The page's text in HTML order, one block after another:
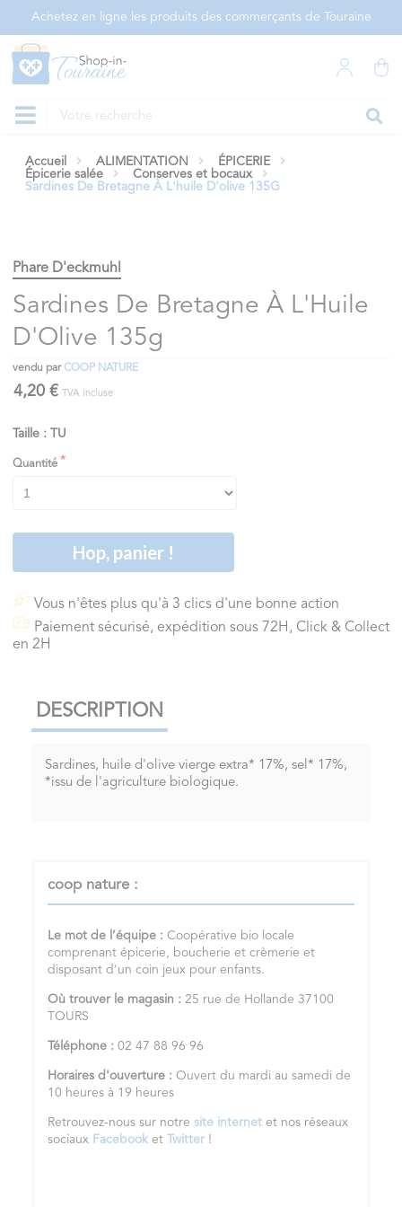
Achetez en ligne les produits des commerçants de Touraine
Accueil ALIMENTATION
ÉPICERIE
Épicerie salée
Conserves et bocaux
Sardines De Bretagne À L'huile D'olive 135G
Phare D'eckmuhl
Sardines De Bretagne À L'Huile
D'Olive 135g
vendu parCOOP NATURE
4,20 € TVA incluse
Taille : TU
Quantité
Hop, panier !
Vous n'êtes plus qu'à 3 clics d'une bonne action
Paiement sécurisé, expédition sous 72H, Click & Collect
en 2H
DESCRIPTION
Sardines, huile d'olive vierge extra* 17%, sel* 17%,
*issu de l'agriculture biologique.
coop nature :
Le mot de l’équipe : Coopérative bio locale
comprenant épicerie, boucherie et crèmerie et
disposant d'un coin jeux pour enfants.
Où trouver le magasin : 25 rue de Hollande 37100
TOURS
Téléphone : 02 47 88 96 96
Horaires d'ouverture : Ouvert du mardi au samedi de
10 heures à 19 heures
Retrouvez-nous sur notre site internet et nos réseaux
sociaux Facebook et Twitter !
Panneau de gestion des cookies